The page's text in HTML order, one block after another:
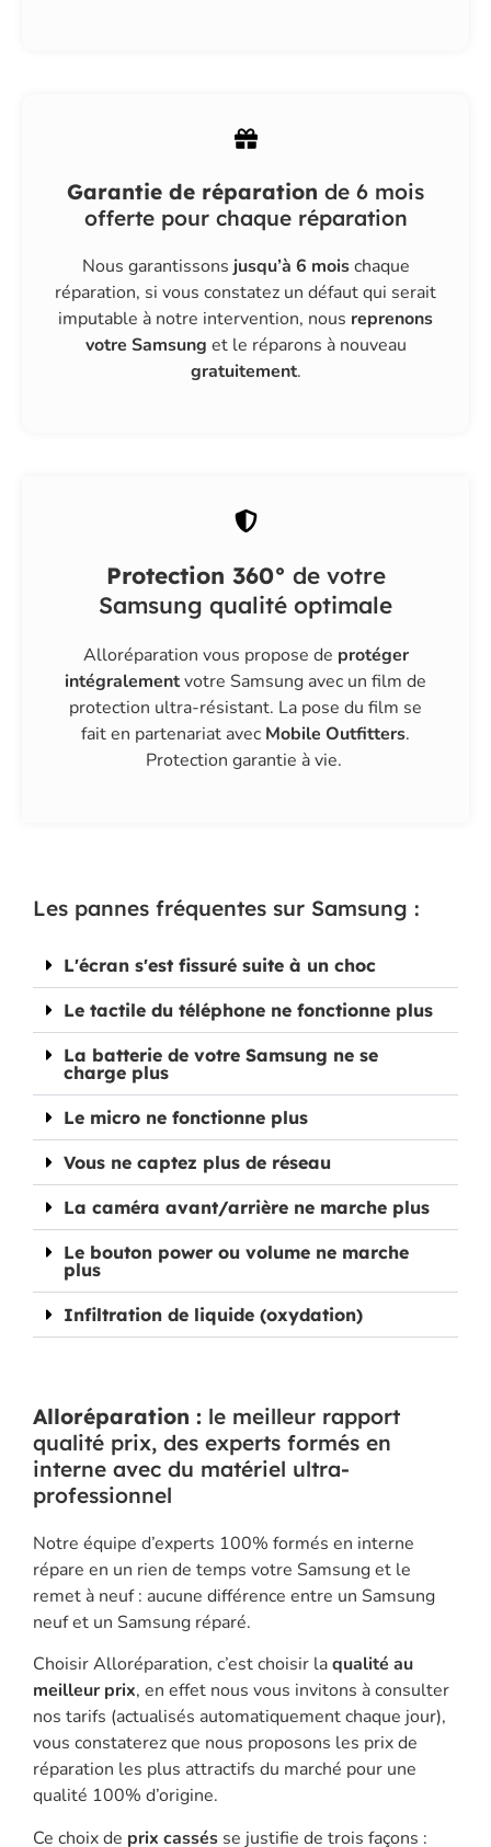
Garantie de réparation de 6 mois
offerte pour chaque réparation
Nous garantissons jusqu’à 6 moischaque
réparation, si vous constatez un défaut qui serait
imputable à notre intervention, nous reprenons
votre Samsung et le réparons à nouveau
gratuitement.
Protection 360° de votre
Samsung qualité optimale
Alloréparation vous propose de protéger
intégralementvotre Samsung avec un film de
protection ultra-résistant. La pose du film se
fait en partenariat avec Mobile Outfitters.
Protection garantie à vie.
Les pannes fréquentes sur Samsung :
L'écran s'est fissuré suite à un choc
Le tactile du téléphone ne fonctionne plus
La batterie de votre Samsung ne se
charge plus
Le micro ne fonctionne plus
Vous ne captez plus de réseau
La caméra avant/arrière ne marche plus
Le bouton power ou volume ne marche
plus
Infiltration de liquide (oxydation)
Alloréparation : le meilleur rapport
qualité prix, des experts formés en
interne avec du matériel ultra-
professionnel
Notre équipe d’experts 100% formés en interne
répare en un rien de temps votre Samsung et le
remet à neuf : aucune différence entre un Samsung
neuf et un Samsung réparé.
Choisir Alloréparation, c’est choisir laqualité au
meilleur prix, en effet nous vous invitons à consulter
nos tarifs (actualisés automatiquement chaque jour),
vous constaterez que nous proposons les prix de
réparation les plus attractifs du marché pour une
qualité 100% d’origine.
Ce choix de prix cassés se justifie de trois façons :